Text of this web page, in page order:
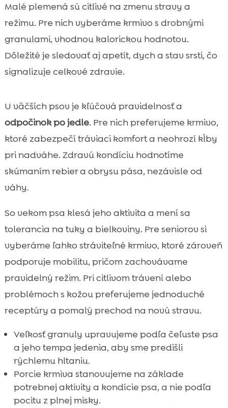
Malé plemená sú citlivé na zmenu stravy a
režimu. Pre nich vyberáme krmivo s drobnými
granulami, vhodnou kalorickou hodnotou.
Dôležité je sledovať aj apetít, dych a stav srsti, čo
signalizuje celkové zdravie.
U väčších psov je kľúčová pravidelnosť a
odpočinok po jedle. Pre nich preferujeme krmivo,
ktoré zabezpečí tráviaci komfort a neohrozí kĺby
pri nadváhe. Zdravú kondíciu hodnotíme
skúmaním rebier a obrysu pása, nezávisle od
váhy.
So vekom psa klesá jeho aktivita a mení sa
tolerancia na tuky a bielkoviny. Pre seniorov si
vyberáme ľahko stráviteľné krmivo, ktoré zároveň
podporuje mobilitu, pričom zachovávame
pravidelný režim. Pri citlivom trávení alebo
problémoch s kožou preferujeme jednoduché
receptúry a pomalý prechod na novú stravu.
Veľkosť granuly upravujeme podľa čeľuste psa
a jeho tempa jedenia, aby sme predišli
rýchlemu hltaniu.
Porcie krmiva stanovujeme na základe
potrebnej aktivity a kondície psa, a nie podľa
pocitu z plnej misky.